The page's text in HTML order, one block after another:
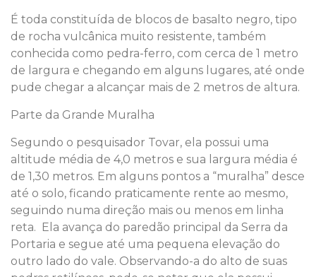
É toda constituída de blocos de basalto negro, tipo
de rocha vulcânica muito resistente, também
conhecida como pedra-ferro, com cerca de 1 metro
de largura e chegando em alguns lugares, até onde
pude chegar a alcançar mais de 2 metros de altura.
Parte da Grande Muralha
Segundo o pesquisador Tovar, ela possui uma
altitude média de 4,0 metros e sua largura média é
de 1,30 metros. Em alguns pontos a “muralha” desce
até o solo, ficando praticamente rente ao mesmo,
seguindo numa direção mais ou menos em linha
reta. Ela avança do paredão principal da Serra da
Portaria e segue até uma pequena elevação do
outro lado do vale. Observando-a do alto de suas